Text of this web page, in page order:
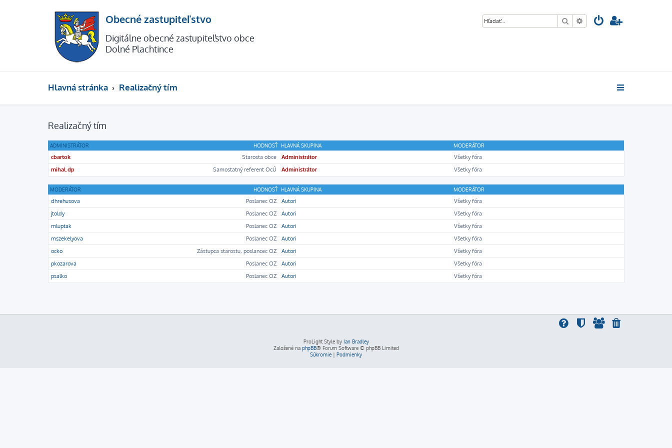
Obecné zastupiteľstvo
Digitálne obecné zastupiteľstvo obce
Dolné Plachtince
Hľadať Rozšírené vyhľadávanie
Hlavná stránka Realizačný tím
Realizačný tím
HODNOSŤ
ADMINISTRÁTOR HLAVNÁ SKUPINA MODERÁTOR
Starosta obce
cbartok Administrátor
Všetky fóra
Samostatný referent OcÚ
mihal.dp Administrátor Všetky fóra
HODNOSŤ
MODERÁTOR HLAVNÁ SKUPINA MODERÁTOR
Poslanec OZ
dhrehusova Autori
Všetky fóra
Poslanec OZ
jtoldy Autori
Všetky fóra
Poslanec OZ
mluptak Autori
Všetky fóra
Poslanec OZ
mszekelyova Autori
Všetky fóra
Zástupca starostu, poslancec OZ
ocko Autori
Všetky fóra
Poslanec OZ
pkozarova Autori
Všetky fóra
Poslanec OZ
psalko Autori Všetky fóra
ProLight Style by Ian Bradley
Založené na phpBB® Forum Software © phpBB Limited
Súkromie
Podmienky